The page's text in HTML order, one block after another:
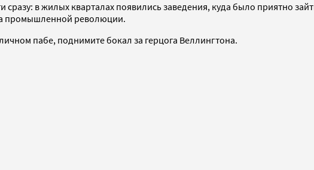
сразу: в жилых кварталах появились заведения, куда было приятно
промышленной революции.
пабе, поднимите бокал за герцога Веллингтона.